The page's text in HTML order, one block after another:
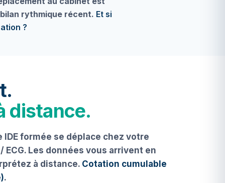
rythmique récent. Et si
?
distance.
IDE formée se déplace chez votre
Les données vous arrivent en
à distance. Cotation cumulable
.